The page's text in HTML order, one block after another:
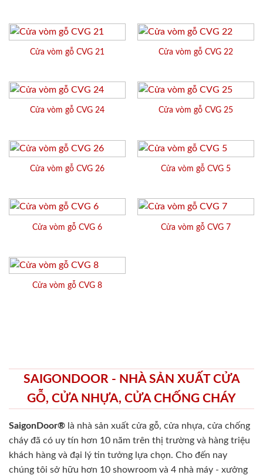
Cửa vòm gỗ CVG 21 Cửa vòm gỗ CVG 22
Cửa vòm gỗ CVG 24 Cửa vòm gỗ CVG 25
Cửa vòm gỗ CVG 26 Cửa vòm gỗ CVG 5
Cửa vòm gỗ CVG 6 Cửa vòm gỗ CVG 7
Cửa vòm gỗ CVG 8
SAIGONDOOR - NHÀ SẢN XUẤT CỬA
GỖ, CỬA NHỰA, CỬA CHỐNG CHÁY
SaigonDoor® là nhà sản xuất cửa gỗ, cửa nhựa, cửa chống
cháy đã có uy tín hơn 10 năm trên thị trường và hàng triệu
khách hàng và đại lý tin tưởng lựa chọn. Cho đến nay
chúng tôi sở hữu hơn 10 showroom và 4 nhà máy - xưởng